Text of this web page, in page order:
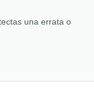
una errata o